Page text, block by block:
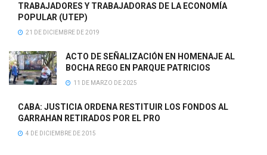
TRABAJADORES Y TRABAJADORAS DE LA ECONOMÍA
POPULAR (UTEP)
21 DE DICIEMBRE DE 2019
ACTO DE SEÑALIZACIÓN EN HOMENAJE AL
BOCHA REGO EN PARQUE PATRICIOS
11 DE MARZO DE 2025
CABA: JUSTICIA ORDENA RESTITUIR LOS FONDOS AL
GARRAHAN RETIRADOS POR EL PRO
4 DE DICIEMBRE DE 2015